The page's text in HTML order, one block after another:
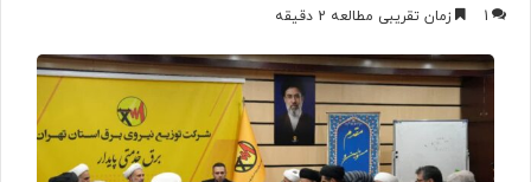
1 زمان تقریبی مطالعه 2 دقیقه